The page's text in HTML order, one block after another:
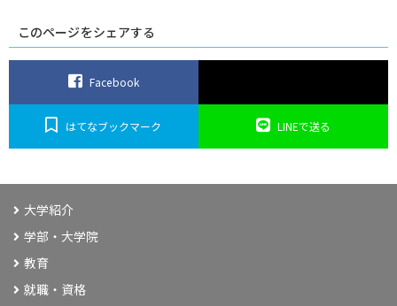
このページをシェアする
Facebook
はてなブックマーク LINEで送る
大学紹介
学部・大学院
教育
就職・資格